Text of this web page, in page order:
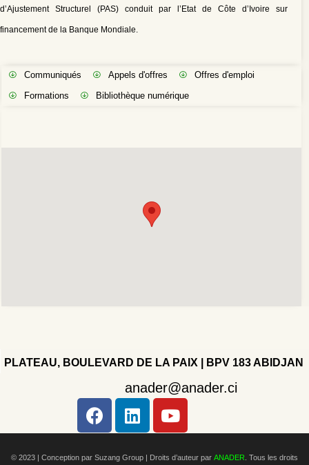
d’Ajustement Structurel (PAS) conduit par l’Etat de Côte d’Ivoire sur
financement de la Banque Mondiale.
Communiqués Appels d'offres
Offres d'emploi
Formations
Bibliothèque numérique
PLATEAU, BOULEVARD DE LA PAIX | BPV 183 ABIDJAN
anader@anader.ci
© 2023 | Conception par Suzang Group | Droits d’auteur par ANADER . Tous les droits
Copyright 2022 - Company - All rights reserved. Powered
by WordPress.